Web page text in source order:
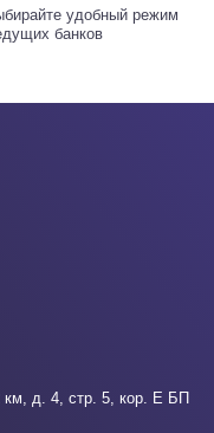
удобный режим
банков
д. 4, стр. 5, кор. Е БП